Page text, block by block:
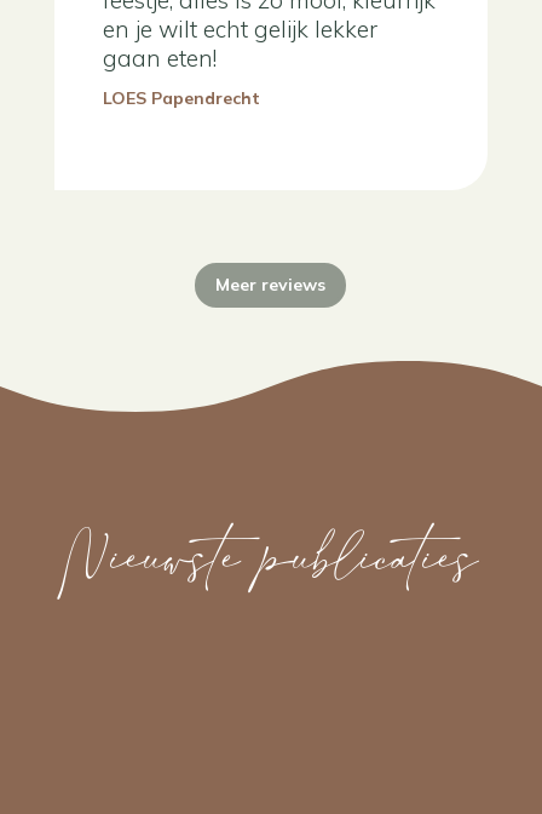
en je wilt echt gelijk lekker
gaan eten!
LOES Papendrecht
Meer reviews
Nieuwste publicaties